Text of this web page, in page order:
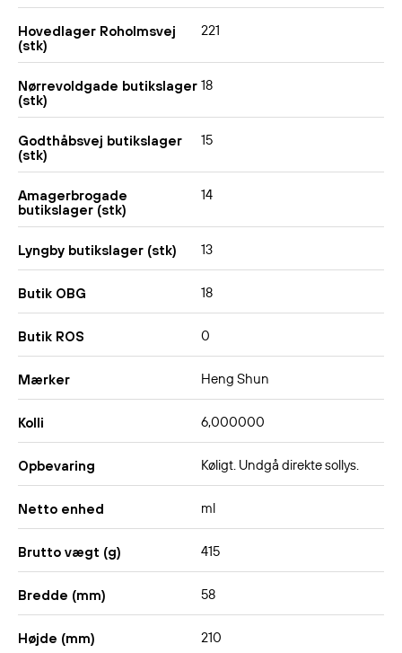
Hovedlager Roholmsvej
(stk)
221
Nørrevoldgade butikslager
(stk)
18
Godthåbsvej butikslager
(stk)
15
Amagerbrogade
butikslager (stk)
14
Lyngby butikslager (stk) 13
Butik OBG 18
Butik ROS 0
Mærker Heng Shun
Kolli 6,000000
Opbevaring Køligt. Undgå direkte sollys.
Netto enhed ml
Brutto vægt (g) 415
Bredde (mm) 58
Højde (mm) 210